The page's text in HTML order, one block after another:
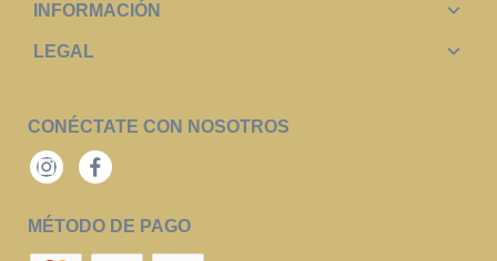
INFORMACIÓN
LEGAL
CONÉCTATE CON NOSOTROS
InstagramFacebook
MÉTODO DE PAGO